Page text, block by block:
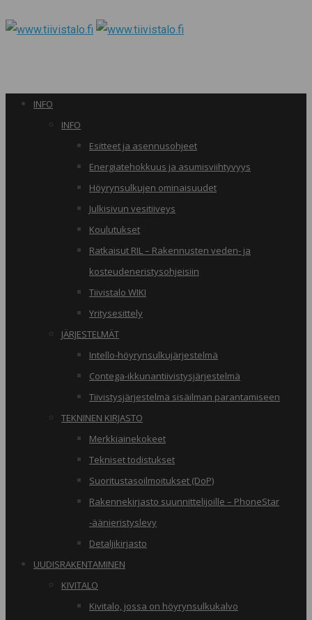
INFO
INFO
Esitteet ja asennusohjeet
Energiatehokkuus ja asumisviihtyvyys
Höyrynsulkujen ominaisuudet
Julkisivun vesitiiveys
Koulutukset
Ratkaisut RIL – Rakennusten veden- ja
kosteudeneristysohjeisiin
Tiivistalo WIKI
Yritysesittely
JÄRJESTELMÄT
Intello-höyrynsulkujärjestelmä
Contega-ikkunantiivistysjärjestelmä
Tiivistysjärjestelmä sisäilman parantamiseen
TEKNINEN KIRJASTO
Merkkiainekokeet
Tekniset todistukset
Suoritustasoilmoitukset (DoP)
Rakennekirjasto suunnittelijoille – PhoneStar
-äänieristyslevy
Detaljikirjasto
UUDISRAKENTAMINEN
KIVITALO
Kivitalo, jossa on höyrynsulkukalvo